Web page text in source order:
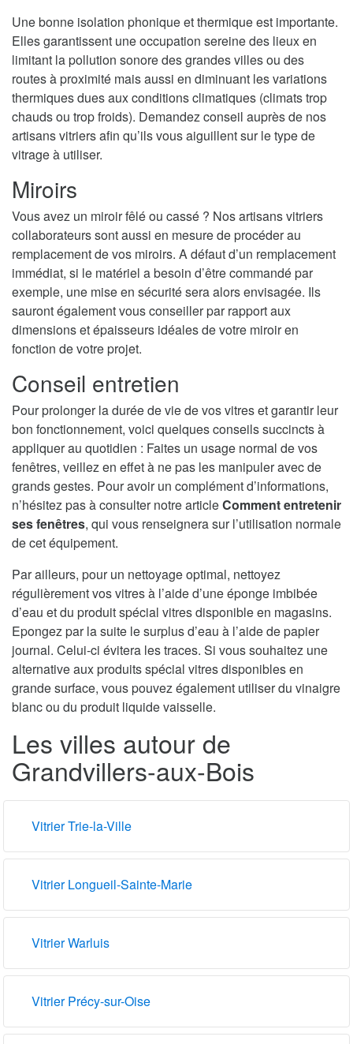
Une bonne isolation phonique et thermique est importante.
Elles garantissent une occupation sereine des lieux en
limitant la pollution sonore des grandes villes ou des
routes à proximité mais aussi en diminuant les variations
thermiques dues aux conditions climatiques (climats trop
chauds ou trop froids). Demandez conseil auprès de nos
artisans vitriers afin qu’ils vous aiguillent sur le type de
vitrage à utiliser.
Miroirs
Vous avez un miroir fêlé ou cassé ? Nos artisans vitriers
collaborateurs sont aussi en mesure de procéder au
remplacement de vos miroirs. A défaut d’un remplacement
immédiat, si le matériel a besoin d’être commandé par
exemple, une mise en sécurité sera alors envisagée. Ils
sauront également vous conseiller par rapport aux
dimensions et épaisseurs idéales de votre miroir en
fonction de votre projet.
Conseil entretien
Pour prolonger la durée de vie de vos vitres et garantir leur
bon fonctionnement, voici quelques conseils succincts à
appliquer au quotidien : Faites un usage normal de vos
fenêtres, veillez en effet à ne pas les manipuler avec de
grands gestes. Pour avoir un complément d’informations,
n’hésitez pas à consulter notre articleComment entretenir
ses fenêtres, qui vous renseignera sur l’utilisation normale
de cet équipement.
Par ailleurs, pour un nettoyage optimal, nettoyez
régulièrement vos vitres à l’aide d’une éponge imbibée
d’eau et du produit spécial vitres disponible en magasins.
Epongez par la suite le surplus d’eau à l’aide de papier
journal. Celui-ci évitera les traces. Si vous souhaitez une
alternative aux produits spécial vitres disponibles en
grande surface, vous pouvez également utiliser du vinaigre
blanc ou du produit liquide vaisselle.
Les villes autour de
Grandvillers-aux-Bois
Vitrier Trie-la-Ville
Vitrier Longueil-Sainte-Marie
Vitrier Warluis
Vitrier Précy-sur-Oise